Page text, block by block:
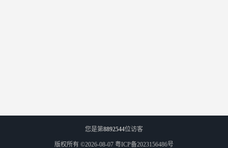
您是第8892544位访客
版权所有 ©2026-08-07 粤ICP备2023156486号